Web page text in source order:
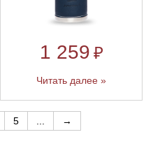
1 259 ₽
Читать далее »
5 →